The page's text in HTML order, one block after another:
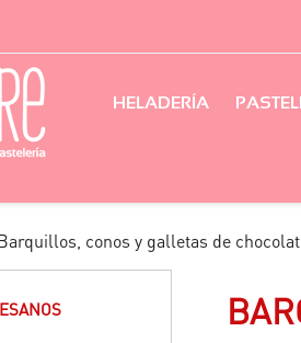
HELADERÍA
conos y galletas de